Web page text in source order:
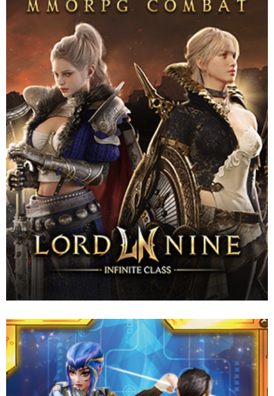
เกม MMORPG ยักษ์ใหญ่ที่สามารถเปลี่ยนอาวุธและสกิลขณะต่อสู้ได้
อย่างอิสระ พร้อมรับมืออย่างมีกลยุทธ์! เชิญพบกับโลกทัศน์และคอน
เทนต์อันน่าหลงใหลของ LORDNINE
Website
Download